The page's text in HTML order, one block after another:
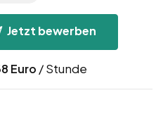
Jetzt bewerben
Euro / Stunde